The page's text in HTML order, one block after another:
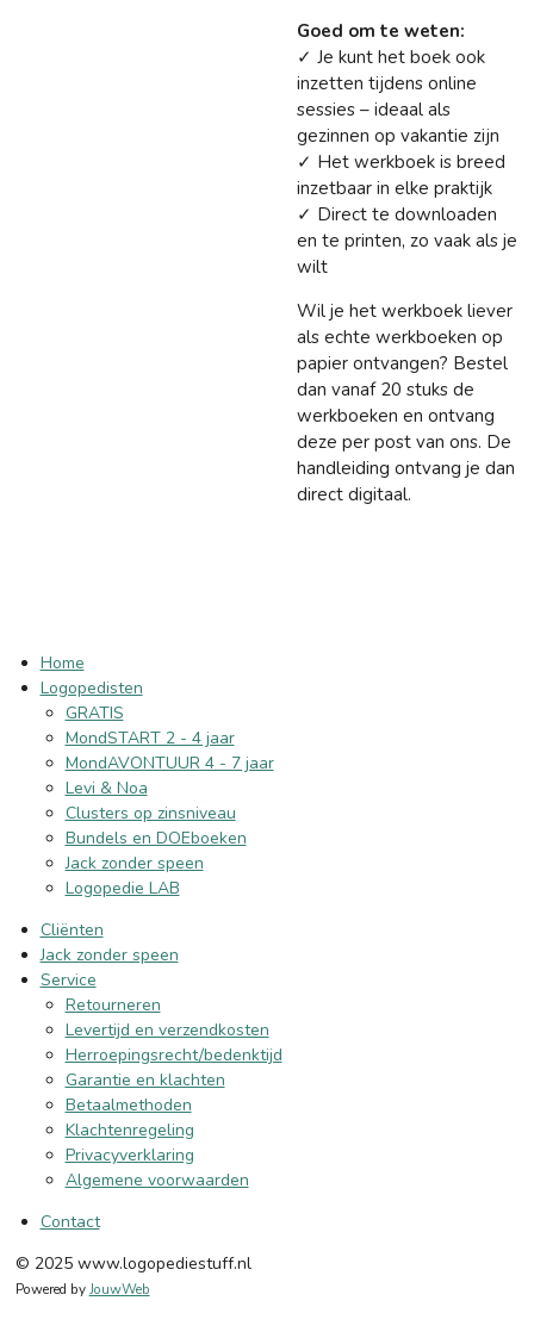
Goed om te weten:
✓ Je kunt het boek ook
inzetten tijdens online
sessies – ideaal als
gezinnen op vakantie zijn
✓ Het werkboek is breed
inzetbaar in elke praktijk
✓ Direct te downloaden
en te printen, zo vaak als je
wilt
Wil je het werkboek liever
als echte werkboeken op
papier ontvangen? Bestel
dan vanaf 20 stuks de
werkboeken en ontvang
deze per post van ons. De
handleiding ontvang je dan
direct digitaal.
Home
Logopedisten
GRATIS
MondSTART 2 - 4 jaar
MondAVONTUUR 4 - 7 jaar
Levi & Noa
Clusters op zinsniveau
Bundels en DOEboeken
Jack zonder speen
Logopedie LAB
Cliënten
Jack zonder speen
Service
Retourneren
Levertijd en verzendkosten
Herroepingsrecht/bedenktijd
Garantie en klachten
Betaalmethoden
Klachtenregeling
Privacyverklaring
Algemene voorwaarden
Contact
© 2025 www.logopediestuff.nl
Powered byJouwWeb